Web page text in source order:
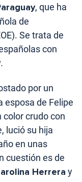
, que ha
de
Se trata de
con
por un
esposa de Felipe
color crudo con
lució su hija
en unas
cuestión es de
Herrera y